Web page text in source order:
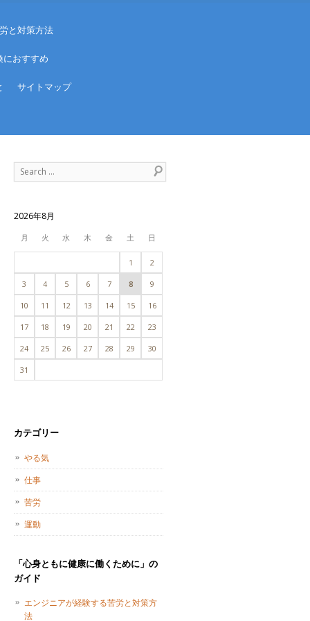
と対策方法
におすすめ
サイトマップ
Search
2026年8月
月 火 水 木 金 土 日
1 2
3 4 5 6 7 8 9
10 11 12 13 14 15 16
17 18 19 20 21 22 23
24 25 26 27 28 29 30
31
カテゴリー
やる気
仕事
苦労
運動
「心身ともに健康に働くために」の
ガイド
エンジニアが経験する苦労と対策方
法